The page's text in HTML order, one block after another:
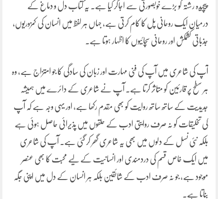
پیچیدہ رشتہ کو بڑے خوبصورتی سے اجاگر کیا ہے۔ یہ کتاب دل و دماغ کے
درمیان ایک روحانی پل کا کام کرتی ہے، جہاں ہر لفظ میں انسان کی کمزوریوں،
جذباتی کشمکش اور روحانی سچائیوں کا اظہار ہوتا ہے۔
آپ کی شاعری میں آپ کی فنی مہارت اور زبان کی سادگی کا جو امتزاج ہے، وہ
ہر سطح پر قارئین کو متاثر کرتا ہے۔ آپ نے شاعری کے دائرے میں ہمیشہ
جدیدیت کے ساتھ ساتھ روایت کو بھی مقدم رکھا ہے، اور یہی وجہ ہے کہ آپ
کی تخلیقات کو نہ صرف روایتی ادب کے حلقوں میں پذیرائی حاصل ہوئی ہے
بلکہ نئی نسل کے دلوں میں بھی یہ شاعری گھر کر گئی ہے۔ آپ کی شاعری
میں ایک خاص قسم کی دردمندی اور انسانیت کے لیے محبت کا بھی عنصر
موجود ہے، جو نہ صرف ادب کے شائقین بلکہ ہر انسان کے دل میں اپنی جگہ
بناتا ہے۔